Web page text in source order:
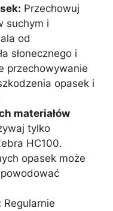
Przechowuj
suchym i
od
słonecznego i
przechowywanie
opasek i
materiałów
tylko
HC100.
opasek może
Regularnie